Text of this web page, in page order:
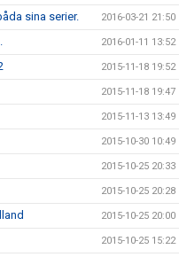
sina serier. 2016-03-21 21:50
2016-01-11 13:52
2015-11-18 19:52
2015-11-18 19:47
2015-11-13 13:49
2015-10-30 10:49
2015-10-25 20:33
2015-10-25 20:28
2015-10-25 20:00
2015-10-25 15:22